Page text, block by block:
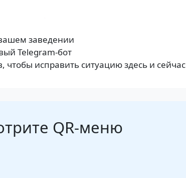
заведении
Telegram-бот
исправить ситуацию здесь и сейчас
QR-меню